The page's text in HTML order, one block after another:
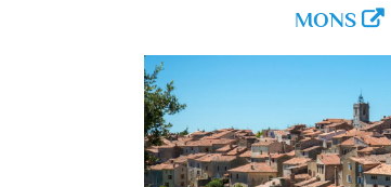
MONS